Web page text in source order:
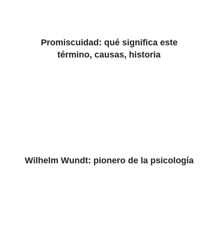
Promiscuidad: qué significa este
término, causas, historia
Wilhelm Wundt: pionero de la psicología